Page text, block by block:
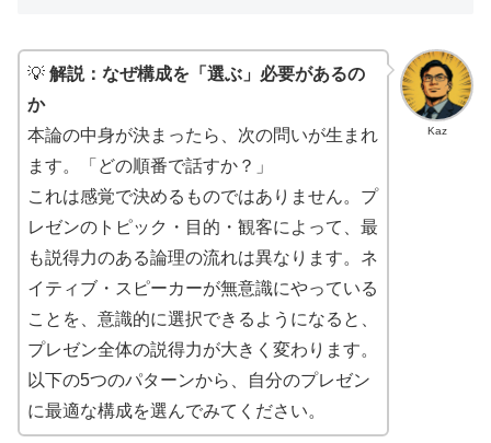
Kaz
💡 解説：なぜ構成を「選ぶ」必要があるの
か
本論の中身が決まったら、次の問いが生まれ
ます。「どの順番で話すか？」
これは感覚で決めるものではありません。プ
レゼンのトピック・目的・観客によって、最
も説得力のある論理の流れは異なります。ネ
イティブ・スピーカーが無意識にやっている
ことを、意識的に選択できるようになると、
プレゼン全体の説得力が大きく変わります。
以下の5つのパターンから、自分のプレゼン
に最適な構成を選んでみてください。